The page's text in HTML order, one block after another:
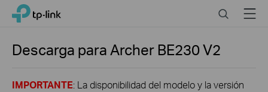
Click
navigation
TP-Link, Reliably Smart SearchMenu
Descarga paraArcher BE230V2
IMPORTANTE: La disponibilidad del modelo y la versión